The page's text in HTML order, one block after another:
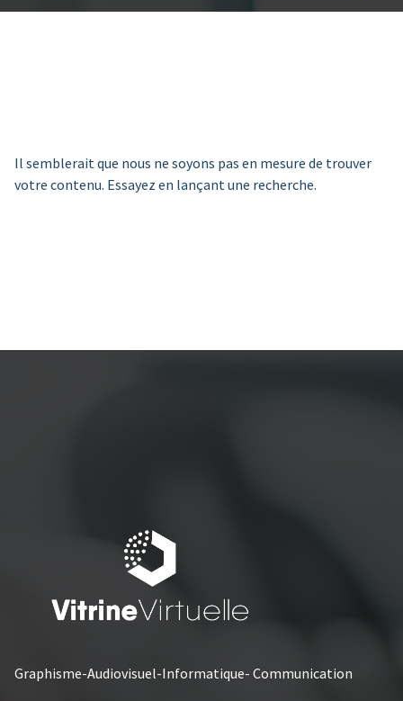
Il semblerait que nous ne soyons pas en mesure de trouver
votre contenu. Essayez en lançant une recherche.
Graphisme-Audiovisuel-Informatique- Communication